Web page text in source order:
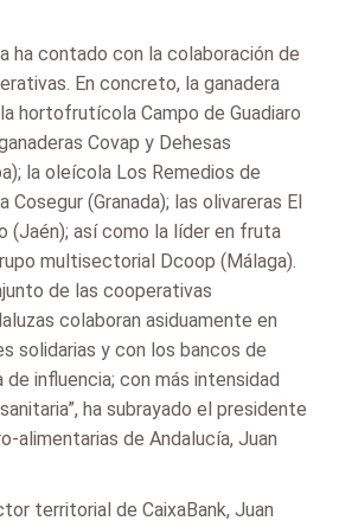
ha contado con la colaboración de
En concreto, la ganadera
hortofrutícola Campo de Guadiaro
Covap y Dehesas
la oleícola Los Remedios de
Cosegur (Granada); las olivareras El
(Jaén); así como la líder en fruta
multisectorial Dcoop (Málaga).
de las cooperativas
colaboran asiduamente en
solidarias y con los bancos de
influencia; con más intensidad
ha subrayado el presidente
alimentarias de Andalucía, Juan
territorial de CaixaBank, Juan